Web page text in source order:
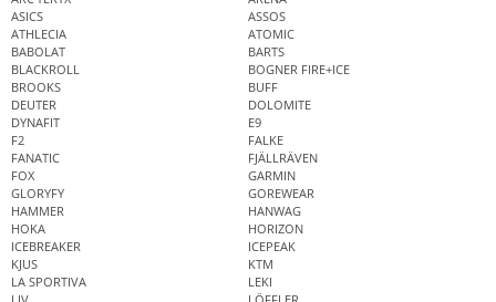
ASICS
ASSOS
ATHLECIA
ATOMIC
BABOLAT
BARTS
BLACKROLL
BOGNER FIRE+ICE
BROOKS
BUFF
DEUTER
DOLOMITE
DYNAFIT
E9
F2
FALKE
FANATIC
FJÄLLRÄVEN
FOX
GARMIN
GLORYFY
GOREWEAR
HAMMER
HANWAG
HOKA
HORIZON
ICEBREAKER
ICEPEAK
KJUS
KTM
LA SPORTIVA
LEKI